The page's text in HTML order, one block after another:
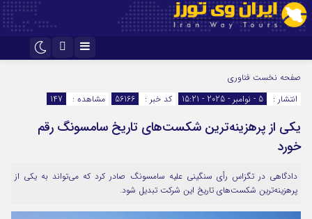
اینستاگرام
صفحه نخست فناوری
انتشار :
5 - نوامبر - 2025 - 15:21 کد خبر : 56166 مشاهده : 147
یکی از پرهزینه‌ترین شکست‌های تاریخ سامسونگ رقم
خورد
دادگاهی در تگزاس رأی سنگینی علیه سامسونگ صادر کرد که می‌تواند به یکی از
پرهزینه‌ترین شکست‌های تاریخ این شرکت تبدیل شود.